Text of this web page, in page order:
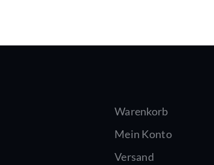
Warenkorb
Mein Konto
Versand